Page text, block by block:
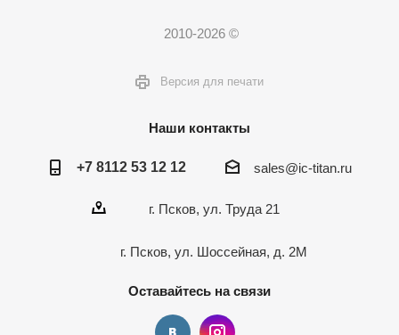
2010-2026 ©
Версия для печати
Наши контакты
+7 8112 53 12 12 sales@ic-titan.ru
г. Псков, ул. Труда 21
г. Псков, ул. Шоссейная, д. 2М
Оставайтесь на связи